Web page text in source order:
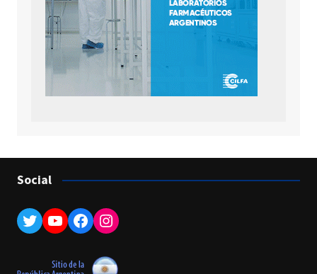
Social
Twitter
YouTube
Facebook
Instagram